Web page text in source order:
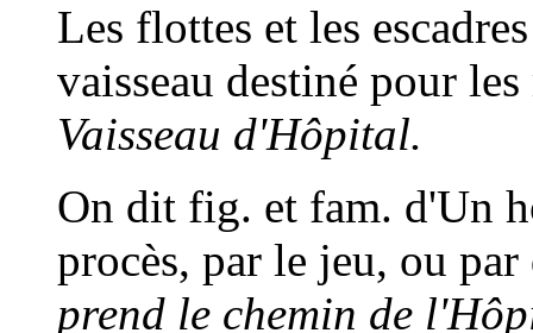
Les flottes et les
vaisseau destiné pour
Vaisseau d'Hôpital.
On dit fig. et fam. d'Un
procès, par le jeu, ou
prend le chemin de